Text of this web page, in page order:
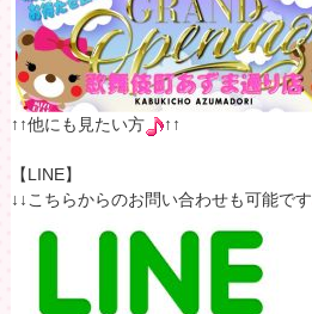
↑↑他にも見たい方 ↑↑
【LINE】
↓↓こちらからのお問い合わせも可能です